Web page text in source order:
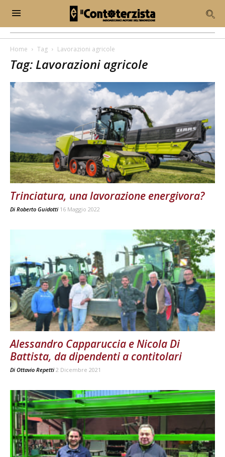
Home Tag Lavorazioni agricole
Tag: Lavorazioni agricole
Trinciatura, una lavorazione energivora?
Di Roberto Guidotti 16 Maggio 2022
Alessandro Capparuccia e Nicola Di
Battista, da dipendenti a contitolari
Di Ottavio Repetti 2 Dicembre 2021